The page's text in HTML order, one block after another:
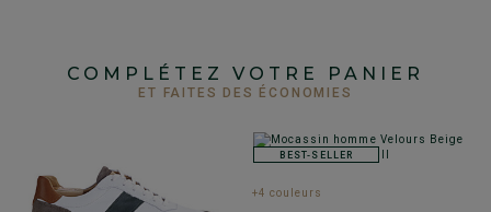
COMPLÉTEZ VOTRE PANIER
ET FAITES DES ÉCONOMIES
BEST-SELLER
+4 couleurs